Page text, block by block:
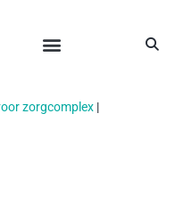
zorgcomplex |